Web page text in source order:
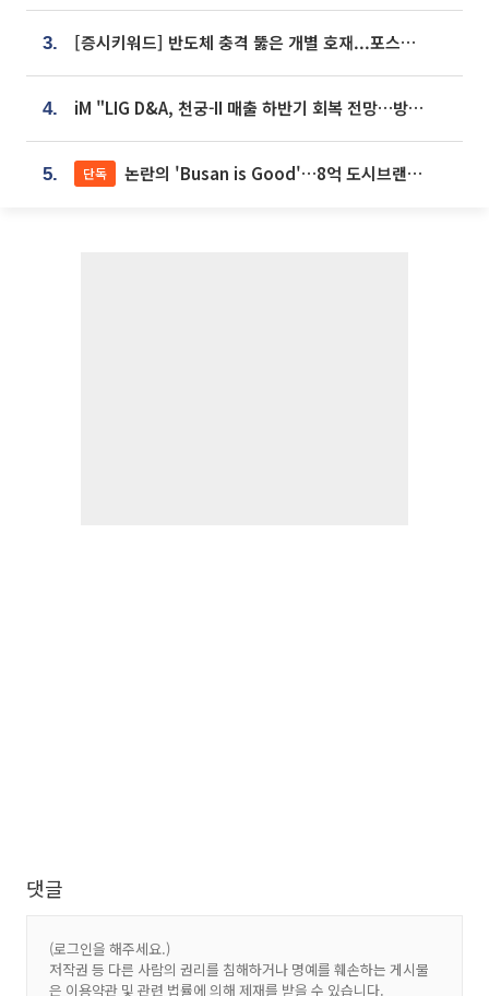
3. [증시키워드] 반도체 충격 뚫은 개별 호재...포스코퓨처엠·에코프로·한화솔루션 '눈길'
4. iM "LIG D&A, 천궁-II 매출 하반기 회복 전망…방산 톱픽 유지"
5. 단독 논란의 'Busan is Good'…8억 도시브랜드, 용산 대통령실 CI 업체가 수행
댓글